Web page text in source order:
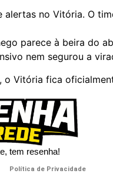
alertas no Vitória. O
parece à beira do
nem segurou a
o Vitória fica
tem resenha!​
Política de Privacidade